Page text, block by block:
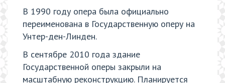
В 1990 году опера была официально
переименована в Государственную оперу на
Унтер-ден-Линден.
В сентябре 2010 года здание
Государственной оперы закрыли на
масштабную реконструкцию. Планируется